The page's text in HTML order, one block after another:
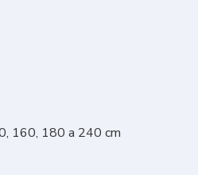
160, 180 a 240 cm